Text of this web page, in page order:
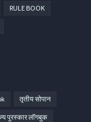
RULE BOOK
तृतीय सोपान
पुरस्कार लॉगबुक